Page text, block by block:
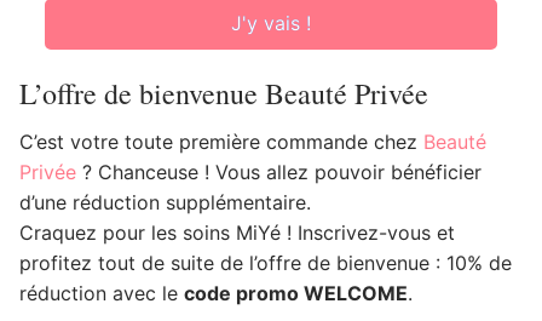
J'y vais !
L’offre de bienvenue Beauté Privée
C’est votre toute première commande chez Beauté
Privée ? Chanceuse ! Vous allez pouvoir bénéficier
d’une réduction supplémentaire.
Craquez pour les soins MiYé ! Inscrivez-vous et
profitez tout de suite de l’offre de bienvenue : 10% de
réduction avec le code promo WELCOME.